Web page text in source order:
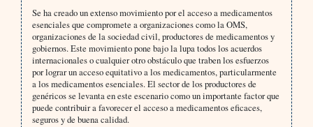
Se ha creado un extenso movimiento por el acceso a medicamentos
esenciales que compromete a organizaciones como la OMS,
organizaciones de la sociedad civil, productores de medicamentos y
gobiernos. Este movimiento pone bajo la lupa todos los acuerdos
internacionales o cualquier otro obstáculo que traben los esfuerzos
por lograr un acceso equitativo a los medicamentos, particularmente
a los medicamentos esenciales. El sector de los productores de
genéricos se levanta en este escenario como un importante factor que
puede contribuir a favorecer el acceso a medicamentos eficaces,
seguros y de buena calidad.